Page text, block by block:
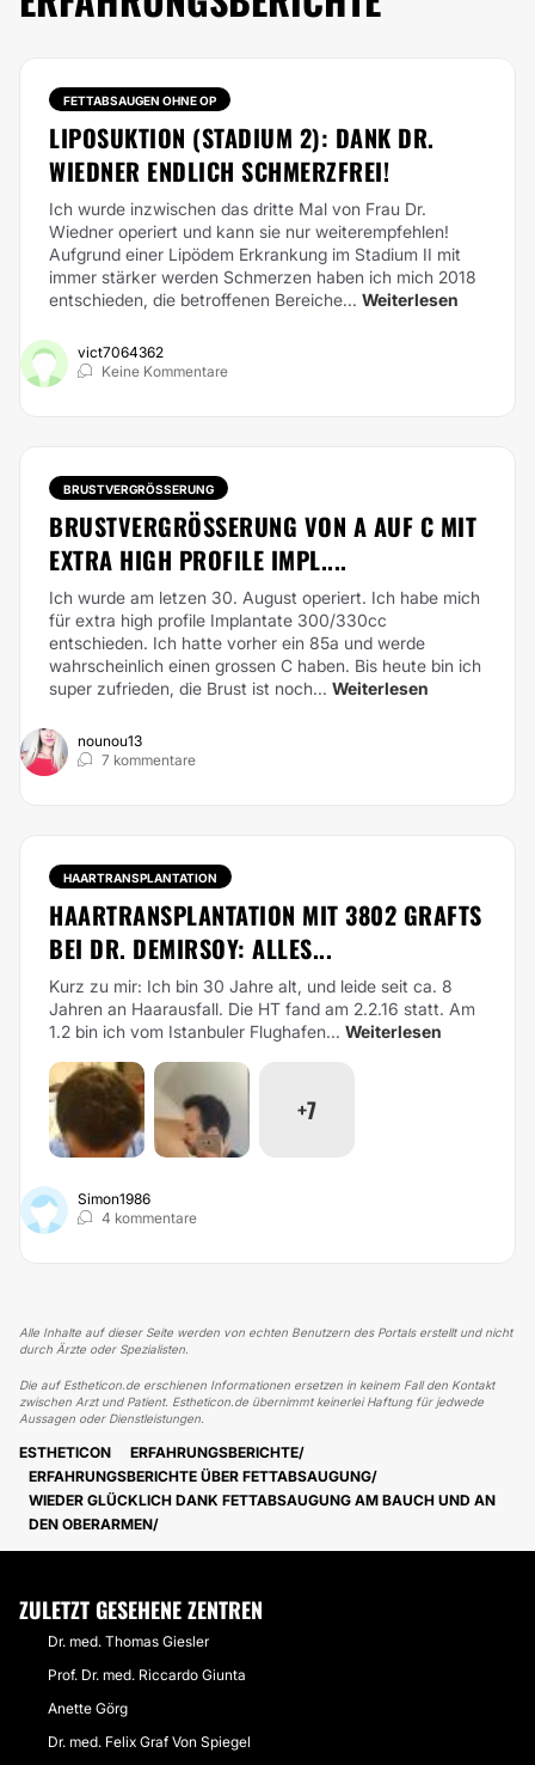
FETTABSAUGEN OHNE OP
LIPOSUKTION (STADIUM 2): DANK DR.
WIEDNER ENDLICH SCHMERZFREI!
Ich wurde inzwischen das dritte Mal von Frau Dr.
Wiedner operiert und kann sie nur weiterempfehlen!
Aufgrund einer Lipödem Erkrankung im Stadium II mit
immer stärker werden Schmerzen haben ich mich 2018
entschieden, die betroffenen Bereiche... Weiterlesen
vict7064362
Keine Kommentare
BRUSTVERGRÖSSERUNG
BRUSTVERGRÖSSERUNG VON A AUF C MIT E
XTRA HIGH PROFILE IMPL....
Ich wurde am letzen 30. August operiert. Ich habe mich
für extra high profile Implantate 300/330cc
entschieden. Ich hatte vorher ein 85a und werde
wahrscheinlich einen grossen C haben. Bis heute bin ich
super zufrieden, die Brust ist noch... Weiterlesen
nounou13
7 kommentare
HAARTRANSPLANTATION
HAARTRANSPLANTATION MIT 3802 GRAFTS
BEI DR. DEMIRSOY: ALLES...
Kurz zu mir: Ich bin 30 Jahre alt, und leide seit ca. 8
Jahren an Haarausfall. Die HT fand am 2.2.16 statt. Am
1.2 bin ich vom Istanbuler Flughafen... Weiterlesen
+7
Simon1986
4 kommentare
Alle Inhalte auf dieser Seite werden von echten Benutzern des Portals erstellt und nicht
durch Ärzte oder Spezialisten.
Die auf Estheticon.de erschienen Informationen ersetzen in keinem Fall den Kontakt
zwischen Arzt und Patient. Estheticon.de übernimmt keinerlei Haftung für jedwede
Aussagen oder Dienstleistungen.
ESTHETICON
ERFAHRUNGSBERICHTE
ERFAHRUNGSBERICHTE ÜBER FETTABSAUGUNG
WIEDER GLÜCKLICH DANK FETTABSAUGUNG AM BAUCH UND AN
DEN OBERARMEN
ZULETZT GESEHENE ZENTREN
Dr. med. Thomas Giesler
Prof. Dr. med. Riccardo Giunta
Anette Görg
Dr. med. Felix Graf Von Spiegel